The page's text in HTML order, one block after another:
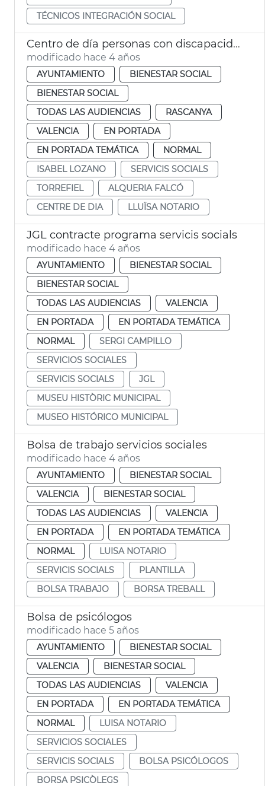
TÉCNICOS INTEGRACIÓN SOCIAL
Centro de día personas con discapacidad intelectual. Alquería Falcó
modificado hace 4 años
AYUNTAMIENTO
BIENESTAR SOCIAL
BIENESTAR SOCIAL
TODAS LAS AUDIENCIAS
RASCANYA
VALENCIA
EN PORTADA
EN PORTADA TEMÁTICA
NORMAL
ISABEL LOZANO
SERVICIS SOCIALS
TORREFIEL
ALQUERIA FALCÓ
CENTRE DE DIA
LLUÏSA NOTARIO
JGL contracte programa servicis socials
modificado hace 4 años
AYUNTAMIENTO
BIENESTAR SOCIAL
BIENESTAR SOCIAL
TODAS LAS AUDIENCIAS
VALENCIA
EN PORTADA
EN PORTADA TEMÁTICA
NORMAL
SERGI CAMPILLO
SERVICIOS SOCIALES
SERVICIS SOCIALS
JGL
MUSEU HISTÒRIC MUNICIPAL
MUSEO HISTÓRICO MUNICIPAL
Bolsa de trabajo servicios sociales
modificado hace 4 años
AYUNTAMIENTO
BIENESTAR SOCIAL
VALENCIA
BIENESTAR SOCIAL
TODAS LAS AUDIENCIAS
VALENCIA
EN PORTADA
EN PORTADA TEMÁTICA
NORMAL
LUISA NOTARIO
SERVICIS SOCIALS
PLANTILLA
BOLSA TRABAJO
BORSA TREBALL
Bolsa de psicólogos
modificado hace 5 años
AYUNTAMIENTO
BIENESTAR SOCIAL
VALENCIA
BIENESTAR SOCIAL
TODAS LAS AUDIENCIAS
VALENCIA
EN PORTADA
EN PORTADA TEMÁTICA
NORMAL
LUISA NOTARIO
SERVICIOS SOCIALES
SERVICIS SOCIALS
BOLSA PSICÓLOGOS
BORSA PSICÒLEGS